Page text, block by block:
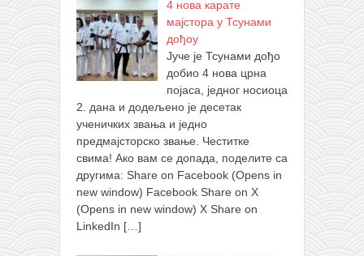
4 нова карате
мајстора у Тсунами
дођоу
Јуче је Тсунами дођо
добио 4 нова црна
појаса, једног носиоца
2. дана и додељено је десетак
ученичких звања и једно
предмајсторско звање. Честитке
свима! Ако вам се допада, поделите са
другима: Share on Facebook (Opens in
new window) Facebook Share on X
(Opens in new window) X Share on
LinkedIn […]